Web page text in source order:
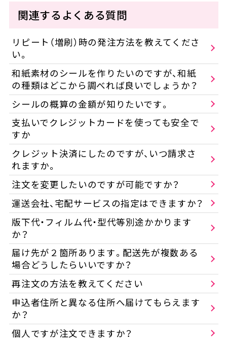
関連するよくある質問
リピート（増刷）時の発注方法を教えてくださ
い。
和紙素材のシールを作りたいのですが、和紙
の種類はどこから調べれば良いでしょうか？
シールの概算の金額が知りたいです。
支払いでクレジットカードを使っても安全で
すか
クレジット決済にしたのですが、いつ請求さ
れますか。
注文を変更したいのですが可能ですか？
運送会社、宅配サービスの指定はできますか？
版下代・フィルム代・型代等別途かかります
か？
届け先が２箇所あります。配送先が複数ある
場合どうしたらいいですか？
再注文の方法を教えてください
申込者住所と異なる住所へ届けてもらえます
か？
個人ですが注文できますか？